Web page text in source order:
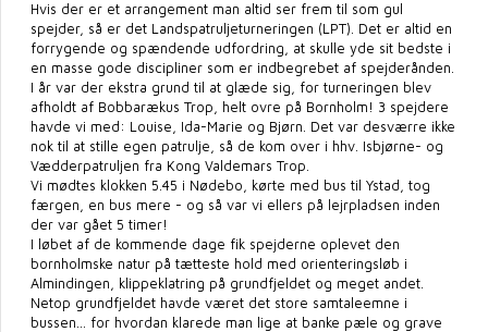
Hvis der er et arrangement man altid ser frem til som gul
spejder, så er det Landspatruljeturneringen (LPT). Det er altid en
forrygende og spændende udfordring, at skulle yde sit bedste i
en masse gode discipliner som er indbegrebet af spejderånden.
I år var der ekstra grund til at glæde sig, for turneringen blev
afholdt af Bobbarækus Trop, helt ovre på Bornholm! 3 spejdere
havde vi med: Louise, Ida-Marie og Bjørn. Det var desværre ikke
nok til at stille egen patrulje, så de kom over i hhv. Isbjørne- og
Vædderpatruljen fra Kong Valdemars Trop.
Vi mødtes klokken 5.45 i Nødebo, kørte med bus til Ystad, tog
færgen, en bus mere - og så var vi ellers på lejrpladsen inden
der var gået 5 timer!
I løbet af de kommende dage fik spejderne oplevet den
bornholmske natur på tætteste hold med orienteringsløb i
Almindingen, klippeklatring på grundfjeldet og meget andet.
Netop grundfjeldet havde været det store samtaleemne i
bussen... for hvordan klarede man lige at banke pæle og grave